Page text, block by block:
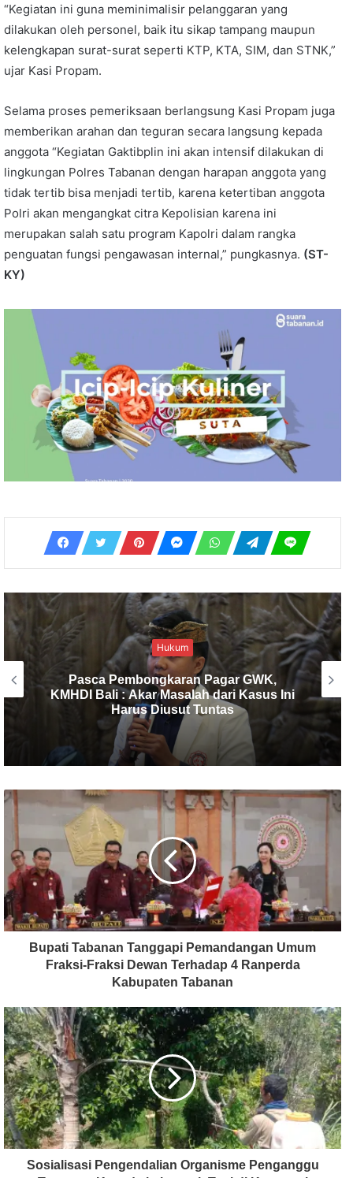
“Kegiatan ini guna meminimalisir pelanggaran yang
dilakukan oleh personel, baik itu sikap tampang maupun
kelengkapan surat-surat seperti KTP, KTA, SIM, dan STNK,”
ujar Kasi Propam.
Selama proses pemeriksaan berlangsung Kasi Propam juga
memberikan arahan dan teguran secara langsung kepada
anggota “Kegiatan Gaktibplin ini akan intensif dilakukan di
lingkungan Polres Tabanan dengan harapan anggota yang
tidak tertib bisa menjadi tertib, karena ketertiban anggota
Polri akan mengangkat citra Kepolisian karena ini
merupakan salah satu program Kapolri dalam rangka
penguatan fungsi pengawasan internal,” pungkasnya. (ST-
KY)
Birokrasi
KMHDI Bali Soroti Ketidaksiapan
Pemerintah Dalam Infrastruktur
Pemprosesan Sampah, Rakyat Bingung.
Bupati Tabanan Tanggapi Pemandangan Umum
Fraksi-Fraksi Dewan Terhadap 4 Ranperda
Kabupaten Tabanan
Sosialisasi Pengendalian Organisme Penganggu